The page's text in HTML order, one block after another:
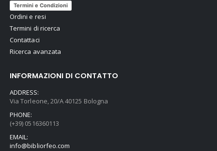
Termini e Condizioni
Ordini e resi
Termini di ricerca
Contattaci
Ricerca avanzata
INFORMAZIONI DI CONTATTO
ADDRESS:
Via Torleone, 20/A 40125 Bologna
PHONE:
(+39) 0516360113
EMAIL:
info@bibliorfeo.com